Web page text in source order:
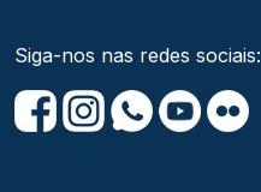
Siga-nos nas redes sociais: